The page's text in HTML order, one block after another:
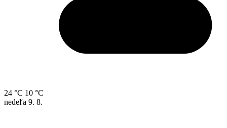
24 °C 10 °C
nedeľa 9. 8.